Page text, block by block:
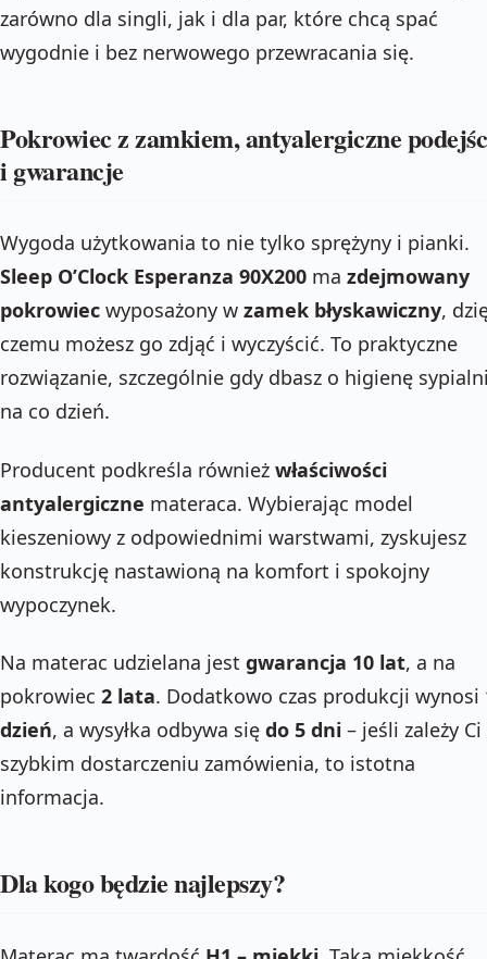
zarówno dla singli, jak i dla par, które chcą spać
wygodnie i bez nerwowego przewracania się.
Pokrowiec z zamkiem, antyalergiczne
i gwarancje
Wygoda użytkowania to nie tylko sprężyny i pianki.
Sleep O’Clock Esperanza 90X200 ma zdejmowany
pokrowiec wyposażony w zamek błyskawiczny,
czemu możesz go zdjąć i wyczyścić. To praktyczne
rozwiązanie, szczególnie gdy dbasz o higienę
na co dzień.
Producent podkreśla również właściwości
antyalergiczne materaca. Wybierając model
kieszeniowy z odpowiednimi warstwami, zyskujesz
konstrukcję nastawioną na komfort i spokojny
wypoczynek.
Na materac udzielana jest gwarancja 10 lat, a na
pokrowiec 2 lata. Dodatkowo czas produkcji wynosi
dzień, a wysyłka odbywa się do 5 dni – jeśli zależy
szybkim dostarczeniu zamówienia, to istotna
informacja.
Dla kogo będzie najlepszy?